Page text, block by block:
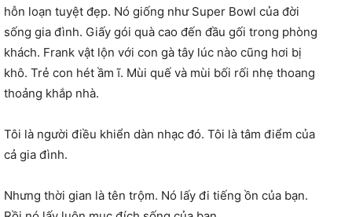
hỗn loạn tuyệt đẹp. Nó giống như Super Bowl của đời
sống gia đình. Giấy gói quà cao đến đầu gối trong phòng
khách. Frank vật lộn với con gà tây lúc nào cũng hơi bị
khô. Trẻ con hét ầm ĩ. Mùi quế và mùi bối rối nhẹ thoang
thoảng khắp nhà.
Tôi là người điều khiển dàn nhạc đó. Tôi là tâm điểm của
cả gia đình.
Nhưng thời gian là tên trộm. Nó lấy đi tiếng ồn của bạn.